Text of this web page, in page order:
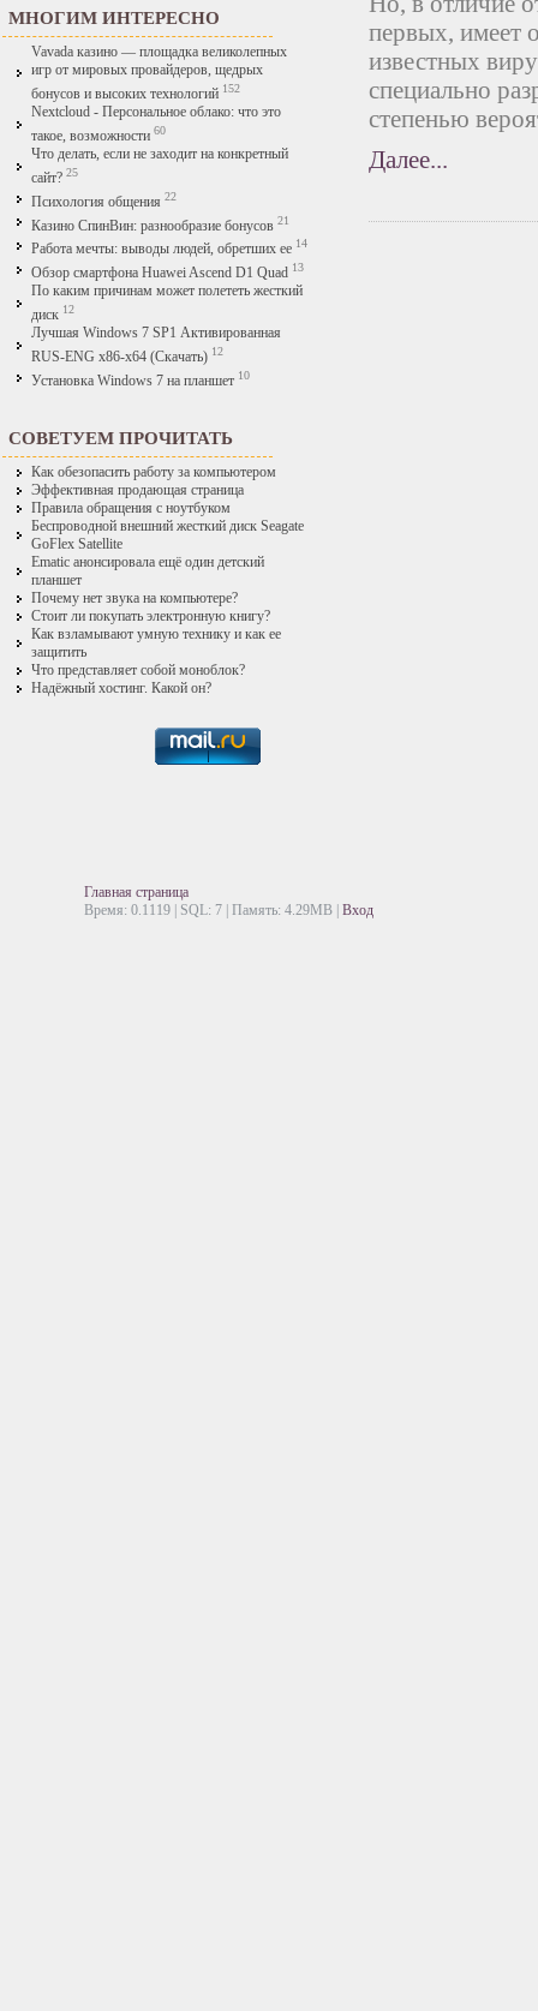
МНОГИМ ИНТЕРЕСНО
Vavada казино — площадка великолепных
игр от мировых провайдеров, щедрых
бонусов и высоких технологий 152
Nextcloud - Персональное облако: что это
такое, возможности 60
Что делать, если не заходит на конкретный
сайт? 25
Психология общения 22
Казино СпинВин: разнообразие бонусов 21
Работа мечты: выводы людей, обретших ее 14
Обзор смартфона Huawei Ascend D1 Quad 13
По каким причинам может полететь жесткий
диск 12
Лучшая Windows 7 SP1 Активированная
RUS-ENG x86-x64 (Скачать) 12
Установка Windows 7 на планшет 10
СОВЕТУЕМ ПРОЧИТАТЬ
Как обезопасить работу за компьютером
Эффективная продающая страница
Правила обращения с ноутбуком
Беспроводной внешний жесткий диск Seagate
GoFlex Satellite
Ematic анонсировала ещё один детский
планшет
Почему нет звука на компьютере?
Стоит ли покупать электронную книгу?
Как взламывают умную технику и как ее
защитить
Что представляет собой моноблок?
Надёжный хостинг. Какой он?
первых, имеет
известных
специально
степенью
Далее...
Главная страница
Время: 0.1119 | SQL: 7 | Память: 4.29MB Вход